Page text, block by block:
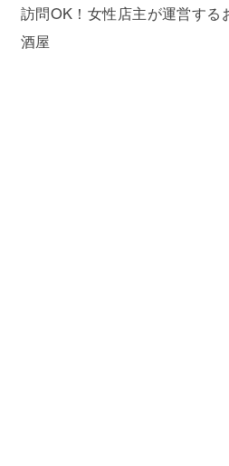
訪問OK！女性店主が運営する
酒屋